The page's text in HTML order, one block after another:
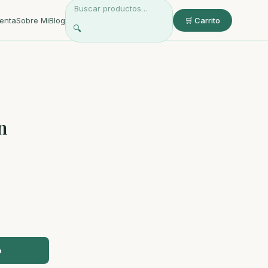
Sobre MiBlog
🔍
🛒 Carrito